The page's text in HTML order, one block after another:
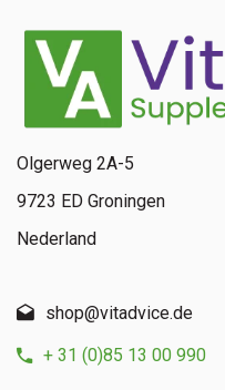
Senden
Kontaktieren Sie uns
+ 31 (0)85
Mo - Fr: 09:00 - 16:00
Olgerweg 2A-5
9723 ED Groningen
Nederland
shop@vitadvice.de
+ 31 (0)85 13 00 990